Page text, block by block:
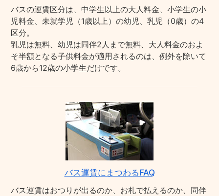
バスの運賃区分は、中学生以上の大人料金、小学生の小
児料金、未就学児（1歳以上）の幼児、乳児（0歳）の4
区分。
乳児は無料、幼児は同伴2人まで無料、大人料金のおよ
そ半額となる子供料金が適用されるのは、例外を除いて
6歳から12歳の小学生だけです。
バス運賃にまつわるFAQ
バス運賃はおつりが出るのか、お札で払えるのか、同伴